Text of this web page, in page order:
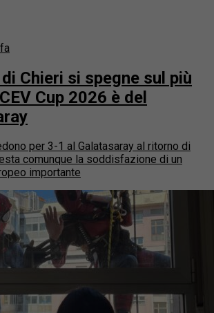
Chieri si spegne sul più
Cup 2026 è del
per 3-1 al Galatasaray al ritorno di
comunque la soddisfazione di un
importante